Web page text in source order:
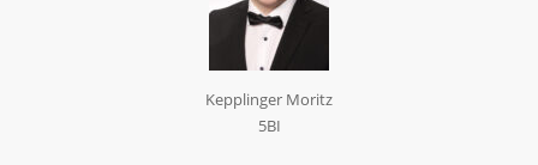
Kepplinger Moritz
5BI